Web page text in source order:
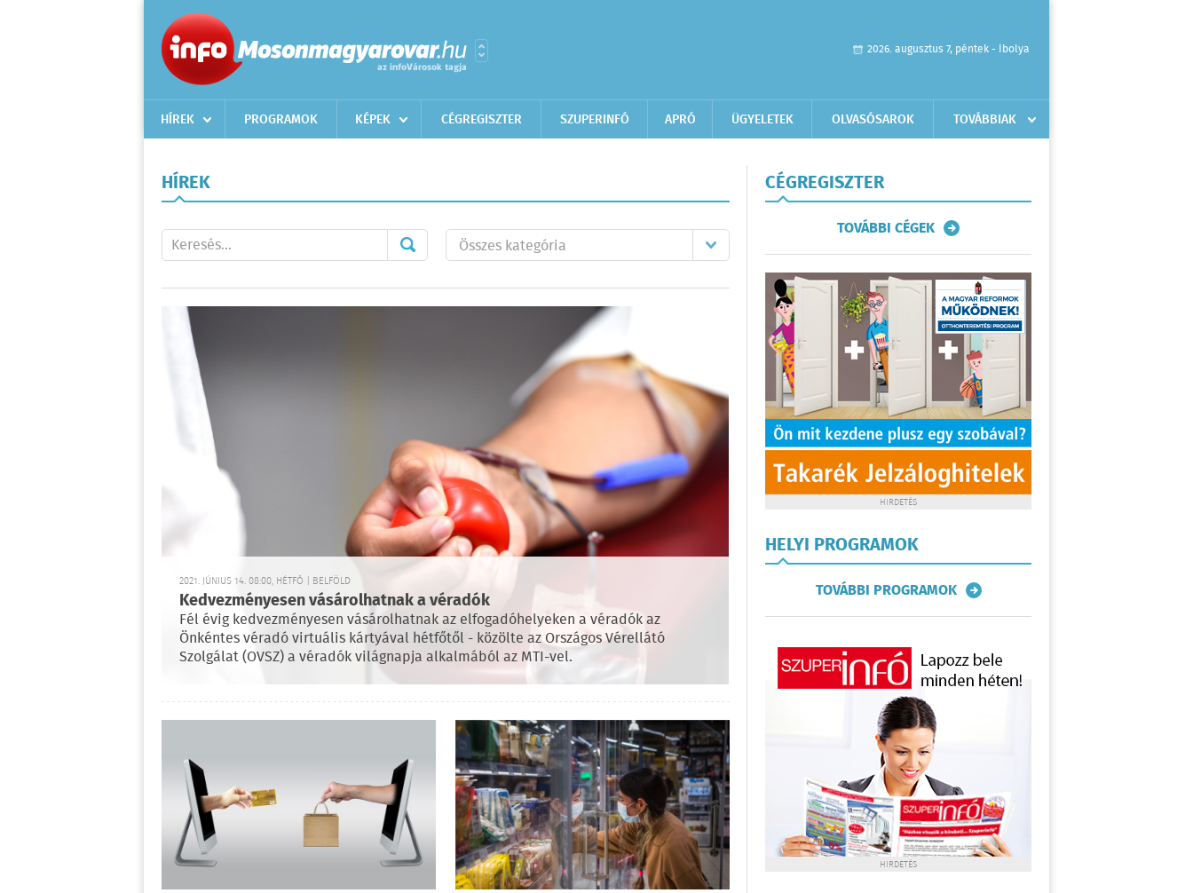
2026. augusztus 7, péntek - Ibolya
HÍREK PROGRAMOK KÉPEK CÉGREGISZTER SZUPERINFÓ APRÓ ÜGYELETEK OLVASÓSAROK TOVÁBBIAK
HÍREK
2021. JÚNIUS 14. 08:00, HÉTFŐ | BELFÖLD
Kedvezményesen vásárolhatnak a véradók
Fél évig kedvezményesen vásárolhatnak az elfogadóhelyeken a véradók az
Önkéntes véradó virtuális kártyával hétfőtől - közölte az Országos Vérellátó
Szolgálat (OVSZ) a véradók világnapja alkalmából az MTI-vel.
CÉGREGISZTER
TOVÁBBI CÉGEK
HIRDETÉS
HELYI PROGRAMOK
TOVÁBBI PROGRAMOK
HIRDETÉS